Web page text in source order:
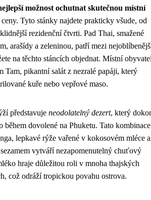
možnost ochutnat skutečnou místní
Tyto stánky najdete prakticky všude, od
rezidenční čtvrti. Pad Thai, smažené
arašídy a zeleninou, patří mezi
na těchto stáncích objednat. Místní
Tam, pikantní salát z nezralé papáji, který
kuře nebo vepřové maso.
představuje neodolatelný dezert, který
dovolené na Phuketu. Tato kombinace
lepkavé rýže vařené v kokosovém mléce a
vytváří nezapomenutelný chuťový
hraje důležitou roli v mnoha thajských
což odráží tropickou povahu ostrova.